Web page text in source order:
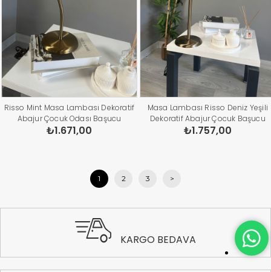
Risso Mint Masa Lambası Dekoratif
Abajur Çocuk Odası Başucu
Lambası Okuma Lambası
₺1.671,00
Masa Lambası Risso Deniz Yeşili
Dekoratif Abajur Çocuk Başucu
Lambası Okuma
₺1.757,00
1 2 3 >
KARGO BEDAVA